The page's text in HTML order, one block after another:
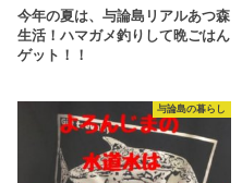
今年の夏は、与論島リアルあつ森
生活！ハマガメ釣りして晩ごはん
ゲット！！
与論島の暮らし